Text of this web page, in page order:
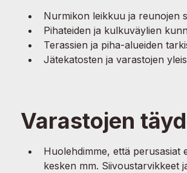
Nurmikon leikkuu ja reunojen
Pihateiden ja kulkuväylien
Terassien ja piha-alueiden
Jätekatosten ja varastojen
Varastojen
Huolehdimme, että perusasiat
kesken mm. Siivoustarvikkeet